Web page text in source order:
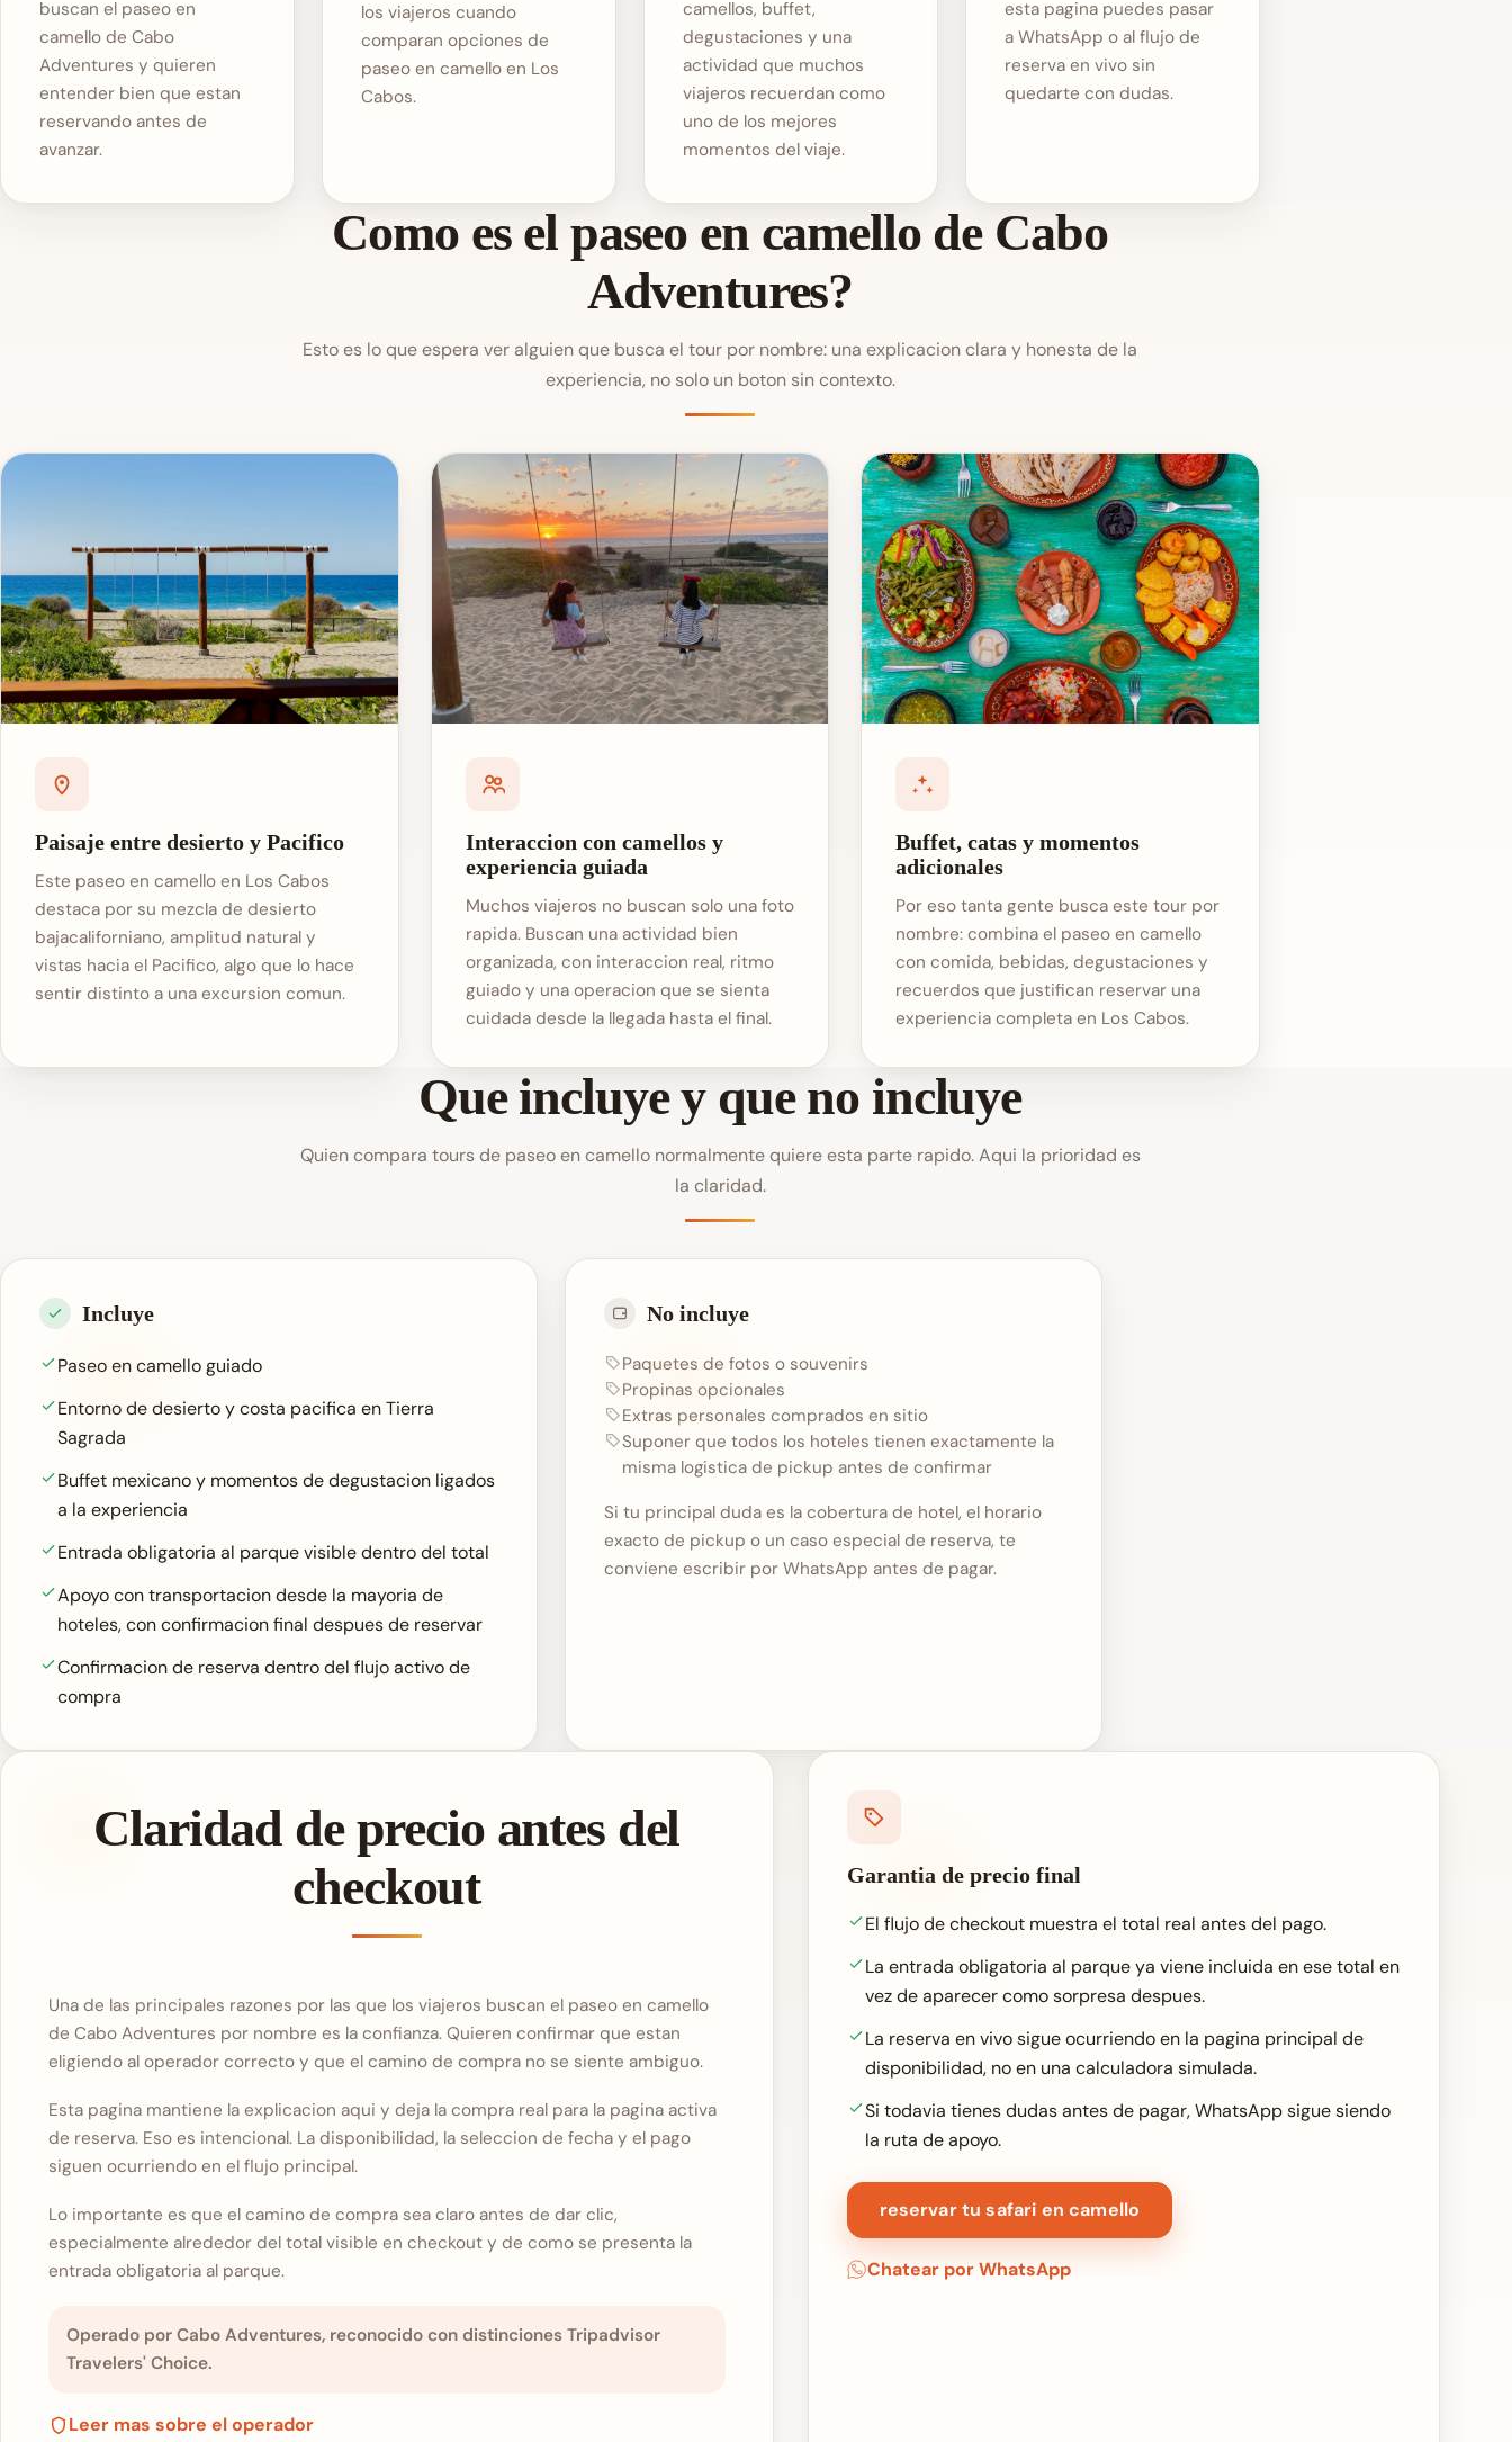
buscan el paseo en
camello de Cabo
Adventures y quieren
entender bien que estan
reservando antes de
avanzar.
los viajeros cuando
comparan opciones de
paseo en camello en Los
Cabos.
camellos, buffet,
degustaciones y una
actividad que muchos
viajeros recuerdan como
uno de los mejores
momentos del viaje.
esta pagina puedes pasar
a WhatsApp o al flujo de
reserva en vivo sin
quedarte con dudas.
Como es el paseo en camello de Cabo
Adventures?
Esto es lo que espera ver alguien que busca el tour por nombre: una explicacion clara y honesta de la
experiencia, no solo un boton sin contexto.
Paisaje entre desierto y Pacifico
Este paseo en camello en Los Cabos
destaca por su mezcla de desierto
bajacaliforniano, amplitud natural y
vistas hacia el Pacifico, algo que lo hace
sentir distinto a una excursion comun.
Interaccion con camellos y
experiencia guiada
Muchos viajeros no buscan solo una foto
rapida. Buscan una actividad bien
organizada, con interaccion real, ritmo
guiado y una operacion que se sienta
cuidada desde la llegada hasta el final.
Buffet, catas y momentos
adicionales
Por eso tanta gente busca este tour por
nombre: combina el paseo en camello
con comida, bebidas, degustaciones y
recuerdos que justifican reservar una
experiencia completa en Los Cabos.
Que incluye y que no incluye
Quien compara tours de paseo en camello normalmente quiere esta parte rapido. Aqui la prioridad es
la claridad.
Incluye
Paseo en camello guiado
Entorno de desierto y costa pacifica en Tierra
Sagrada
Buffet mexicano y momentos de degustacion ligados
a la experiencia
Entrada obligatoria al parque visible dentro del total
Apoyo con transportacion desde la mayoria de
hoteles, con confirmacion final despues de reservar
Confirmacion de reserva dentro del flujo activo de
compra
No incluye
Paquetes de fotos o souvenirs
Propinas opcionales
Extras personales comprados en sitio
Suponer que todos los hoteles tienen exactamente la
misma logistica de pickup antes de confirmar
Si tu principal duda es la cobertura de hotel, el horario
exacto de pickup o un caso especial de reserva, te
conviene escribir por WhatsApp antes de pagar.
Claridad de precio antes del
checkout
Una de las principales razones por las que los viajeros buscan el paseo en camello
de Cabo Adventures por nombre es la confianza. Quieren confirmar que estan
eligiendo al operador correcto y que el camino de compra no se siente ambiguo.
Esta pagina mantiene la explicacion aqui y deja la compra real para la pagina activa
de reserva. Eso es intencional. La disponibilidad, la seleccion de fecha y el pago
siguen ocurriendo en el flujo principal.
Lo importante es que el camino de compra sea claro antes de dar clic,
especialmente alrededor del total visible en checkout y de como se presenta la
entrada obligatoria al parque.
Operado por Cabo Adventures, reconocido con distinciones Tripadvisor
Travelers' Choice.
Leer mas sobre el operador
Garantia de precio final
El flujo de checkout muestra el total real antes del pago.
La entrada obligatoria al parque ya viene incluida en ese total en
vez de aparecer como sorpresa despues.
La reserva en vivo sigue ocurriendo en la pagina principal de
disponibilidad, no en una calculadora simulada.
Si todavia tienes dudas antes de pagar, WhatsApp sigue siendo
la ruta de apoyo.
reservar tu safari en camello
Chatear por WhatsApp